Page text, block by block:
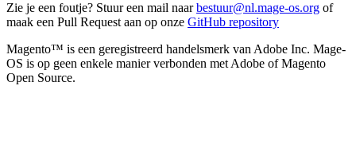
Zie je een foutje? Stuur een mail naarbestuur@nl.mage-os.org of
maak een Pull Request aan op onze GitHub repository
Magento™ is een geregistreerd handelsmerk van Adobe Inc. Mage-
OS is op geen enkele manier verbonden met Adobe of Magento
Open Source.